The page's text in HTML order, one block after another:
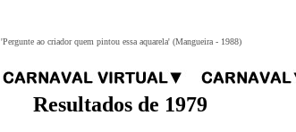
'Pergunte ao criador quem pintou essa aquarela' (Mangueira - 1988)
Resultados de 1979